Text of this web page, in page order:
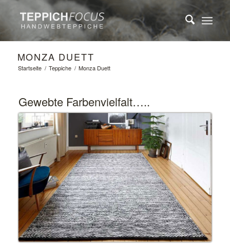
MONZA DUETT
Startseite / Teppiche / Monza Duett
Gewebte Farbenvielfalt…..